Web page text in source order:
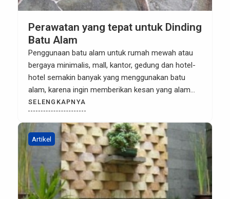
Perawatan yang tepat untuk Dinding
Batu Alam
Penggunaan batu alam untuk rumah mewah atau
bergaya minimalis, mall, kantor, gedung dan hotel-
hotel semakin banyak yang menggunakan batu
alam, karena ingin memberikan kesan yang alam
dan menyatu dengan alam, Karena batu alam tidak
memerlukan cat lagi untuk warnanya dan
perawatannya pun tidak sulit/ sangat mudah,
berikut ini ada beberapa tips untuk anda dalam
merawat […]
SELENGKAPNYA
Artikel